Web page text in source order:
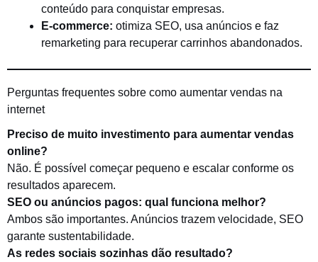
conteúdo para conquistar empresas.
E-commerce: otimiza SEO, usa anúncios e faz
remarketing para recuperar carrinhos abandonados.
Perguntas frequentes sobre como aumentar vendas na
internet
Preciso de muito investimento para aumentar vendas
online?
Não. É possível começar pequeno e escalar conforme os
resultados aparecem.
SEO ou anúncios pagos: qual funciona melhor?
Ambos são importantes. Anúncios trazem velocidade, SEO
garante sustentabilidade.
As redes sociais sozinhas dão resultado?